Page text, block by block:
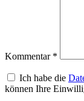
Kommentar *
Ich habe die
können Ihre